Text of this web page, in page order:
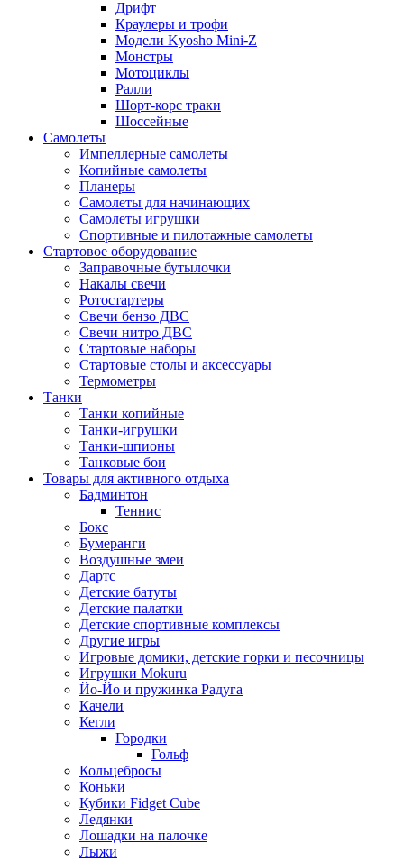
Дрифт
Краулеры и трофи
Модели Kyosho Mini-Z
Монстры
Мотоциклы
Ралли
Шорт-корс траки
Шоссейные
Самолеты
Импеллерные самолеты
Копийные самолеты
Планеры
Самолеты для начинающих
Самолеты игрушки
Спортивные и пилотажные самолеты
Стартовое оборудование
Заправочные бутылочки
Накалы свечи
Ротостартеры
Свечи бензо ДВС
Свечи нитро ДВС
Стартовые наборы
Стартовые столы и аксессуары
Термометры
Танки
Танки копийные
Танки-игрушки
Танки-шпионы
Танковые бои
Товары для активного отдыха
Бадминтон
Теннис
Бокс
Бумеранги
Воздушные змеи
Дартс
Детские батуты
Детские палатки
Детские спортивные комплексы
Другие игры
Игровые домики, детские горки и песочницы
Игрушки Mokuru
Йо-Йо и пружинка Радуга
Качели
Кегли
Городки
Гольф
Кольцебросы
Коньки
Кубики Fidget Cube
Ледянки
Лошадки на палочке
Лыжи